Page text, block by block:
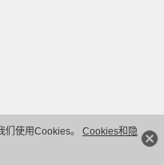
们使用Cookies。 Cookies和隐